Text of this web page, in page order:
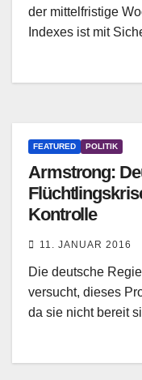
der mittelfristige
Indexes ist mit
FEATURED POLITIK
Armstrong:
Kontrolle
11. JANUAR 2016
Die deutsche
versucht, dieses
da sie nicht bereit